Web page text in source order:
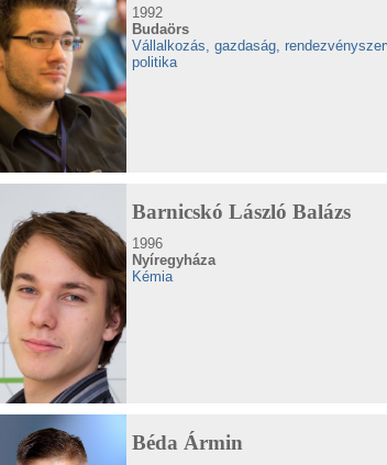
1992
Budaörs
Vállalkozás, gazdaság,
politika
Barnicskó László Balázs
1996
Nyíregyháza
Kémia
Béda Ármin